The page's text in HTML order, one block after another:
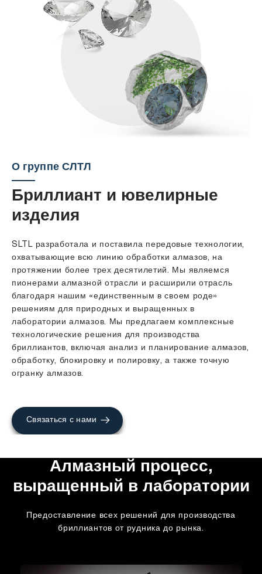
О группе СЛТЛ
Бриллиант и ювелирные
изделия
SLTL разработала и поставила передовые технологии,
охватывающие всю линию обработки алмазов, на
протяжении более трех десятилетий. Мы являемся
пионерами алмазной отрасли и расширили отрасль
благодаря нашим «единственным в своем роде»
решениям для природных и выращенных в
лаборатории алмазов. Мы предлагаем комплексные
технологические решения для производства
бриллиантов, включая анализ и планирование алмазов,
обработку, блокировку и полировку, а также точную
огранку алмазов.
Связаться с нами
Алмазный процесс,
выращенный в лаборатории
Предоставление всех решений для производства
бриллиантов от рудника до рынка.